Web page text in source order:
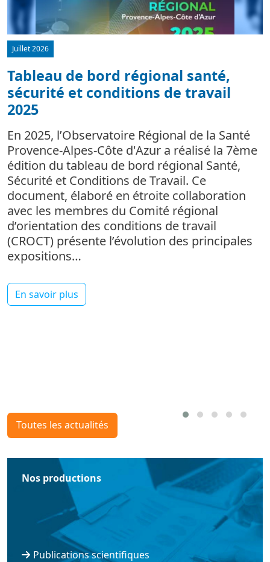
Juillet 2026
Tableau de bord régional santé,
sécurité et conditions de travail
2025
En 2025, l’Observatoire Régional de la Santé
Provence-Alpes-Côte d'Azur a réalisé la 7ème
édition du tableau de bord régional Santé,
Sécurité et Conditions de Travail. Ce
document, élaboré en étroite collaboration
avec les membres du Comité régional
d’orientation des conditions de travail
(CROCT) présente l’évolution des principales
expositions…
En savoir plus
Toutes les actualités
Nos productions
Publications scientifiques